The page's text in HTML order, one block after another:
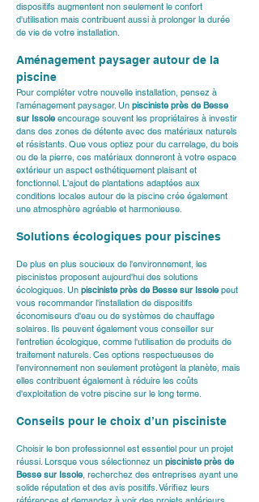
dispositifs augmentent non seulement le confort
d'utilisation mais contribuent aussi à prolonger la durée
de vie de votre installation.
Aménagement paysager autour de la
piscine
Pour compléter votre nouvelle installation, pensez à
l’aménagement paysager. Un pisciniste près de Besse
sur Issole encourage souvent les propriétaires à investir
dans des zones de détente avec des matériaux naturels
et résistants. Que vous optiez pour du carrelage, du bois
ou de la pierre, ces matériaux donneront à votre espace
extérieur un aspect esthétiquement plaisant et
fonctionnel. L'ajout de plantations adaptées aux
conditions locales autour de la piscine crée également
une atmosphère agréable et harmonieuse.
Solutions écologiques pour piscines
De plus en plus soucieux de l'environnement, les
piscinistes proposent aujourd'hui des solutions
écologiques. Un pisciniste près de Besse sur Issole peut
vous recommander l'installation de dispositifs
économiseurs d'eau ou de systèmes de chauffage
solaires. Ils peuvent également vous conseiller sur
l'entretien écologique, comme l'utilisation de produits de
traitement naturels. Ces options respectueuses de
l'environnement non seulement protègent la planète, mais
elles contribuent également à réduire les coûts
d'exploitation de votre piscine sur le long terme.
Conseils pour le choix d’un pisciniste
Choisir le bon professionnel est essentiel pour un projet
réussi. Lorsque vous sélectionnez un pisciniste près de
Besse sur Issole, recherchez des entreprises ayant une
solide réputation et des avis positifs. Vérifiez leurs